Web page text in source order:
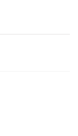
via X -
nieuwsbericht via
dit nieuwsbericht
dit